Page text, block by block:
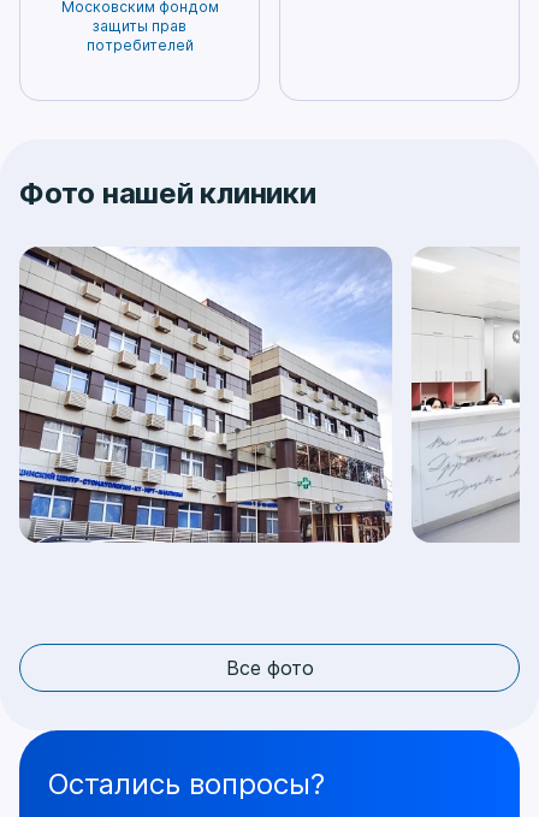
Московским фондом
защиты прав
потребителей
Фото нашей клиники
Все фото
Остались вопросы?